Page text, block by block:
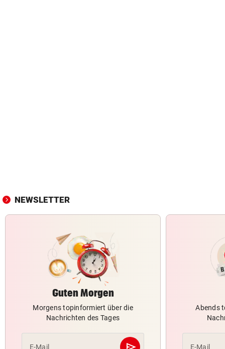
NEWSLETTER
Guten Morgen
Morgens topinformiert über die
Nachrichten des Tages
E-Mail
Abends
E-Mail